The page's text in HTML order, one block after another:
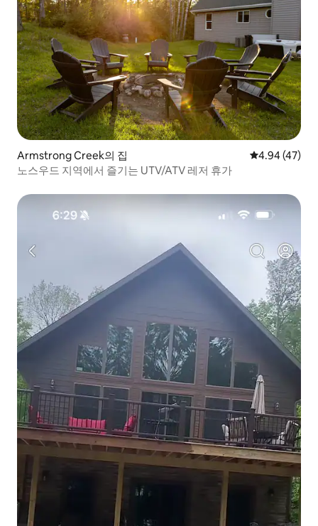
Armstrong Creek의 집 평점 4.94점(5
4.94 (47)
노스우드 지역에서 즐기는 UTV/ATV 레저 휴가